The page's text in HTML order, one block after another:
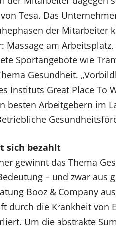
Tesa. Das
der Mitarbeiter
Massage am
Sportangebote wie
Gesundheit.
Instituts Great Place To
besten Arbeitgebern im
sich bezahlt
gewinnt das Thema
– und zwar aus
Booz & Company
durch die Krankheit von
Um die abstrakte